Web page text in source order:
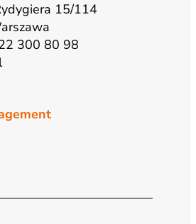
15/114
300 80 98